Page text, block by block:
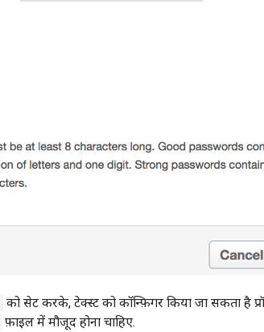
को सेट करके, टेक्स्ट को कॉन्फ़िगर किया जा सकता है
फ़ाइल में मौजूद होना चाहिए.